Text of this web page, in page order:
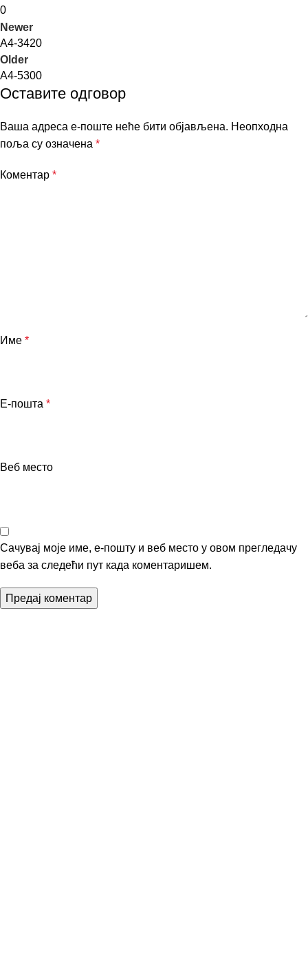
0
Newer
A4-3420
Older
A4-5300
Оставите одговор
Ваша адреса е-поште неће бити објављена. Неопходна
поља су означена *
Коментар *
Име *
Е-пошта *
Веб место
Сачувај моје име, е-пошту и веб место у овом прегледачу
веба за следећи пут када коментаришем.